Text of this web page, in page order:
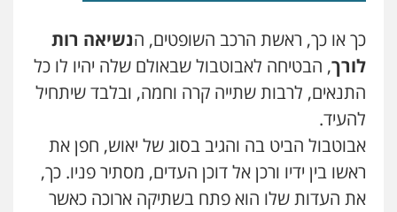
בר ציון – אוזן משרד עורכי דין
פלילי עבירות תנועה תעבורה
חמורה
0505258475
עו"ד מוחמד סביחאת
תעבורה
0525077716
כך או כך, ראשת הרכב השופטים, הנשיאה רות
לורך, הבטיחה לאבוטבול שבאולם שלה יהיו לו כל
התנאים, לרבות שתייה קרה וחמה, ובלבד שיתחיל
להעיד.
אבוטבול הביט בה והגיב בסוג של יאוש, חפן את
ראשו בין ידיו ורכן אל דוכן העדים, מסתיר פניו. כך,
את העדות שלו הוא פתח בשתיקה ארוכה כאשר